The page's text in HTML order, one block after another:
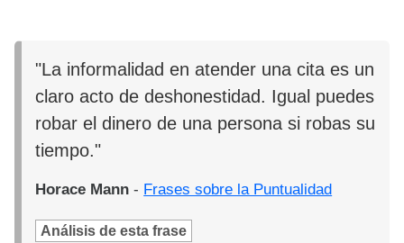
"La informalidad en atender una cita es un
claro acto de deshonestidad. Igual puedes
robar el dinero de una persona si robas su
tiempo."
Horace Mann - Frases sobre la Puntualidad
Análisis de esta frase